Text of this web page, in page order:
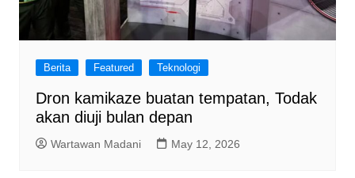
Berita Featured Teknologi
Dron kamikaze buatan tempatan, Todak
akan diuji bulan depan
Wartawan Madani May 12, 2026